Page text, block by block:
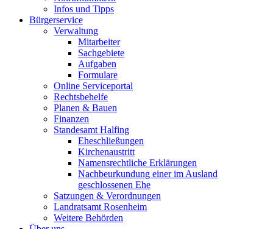
Infos und Tipps
Bürgerservice
Verwaltung
Mitarbeiter
Sachgebiete
Aufgaben
Formulare
Online Serviceportal
Rechtsbehelfe
Planen & Bauen
Finanzen
Standesamt Halfing
Eheschließungen
Kirchenaustritt
Namensrechtliche Erklärungen
Nachbeurkundung einer im Ausland
geschlossenen Ehe
Satzungen & Verordnungen
Landratsamt Rosenheim
Weitere Behörden